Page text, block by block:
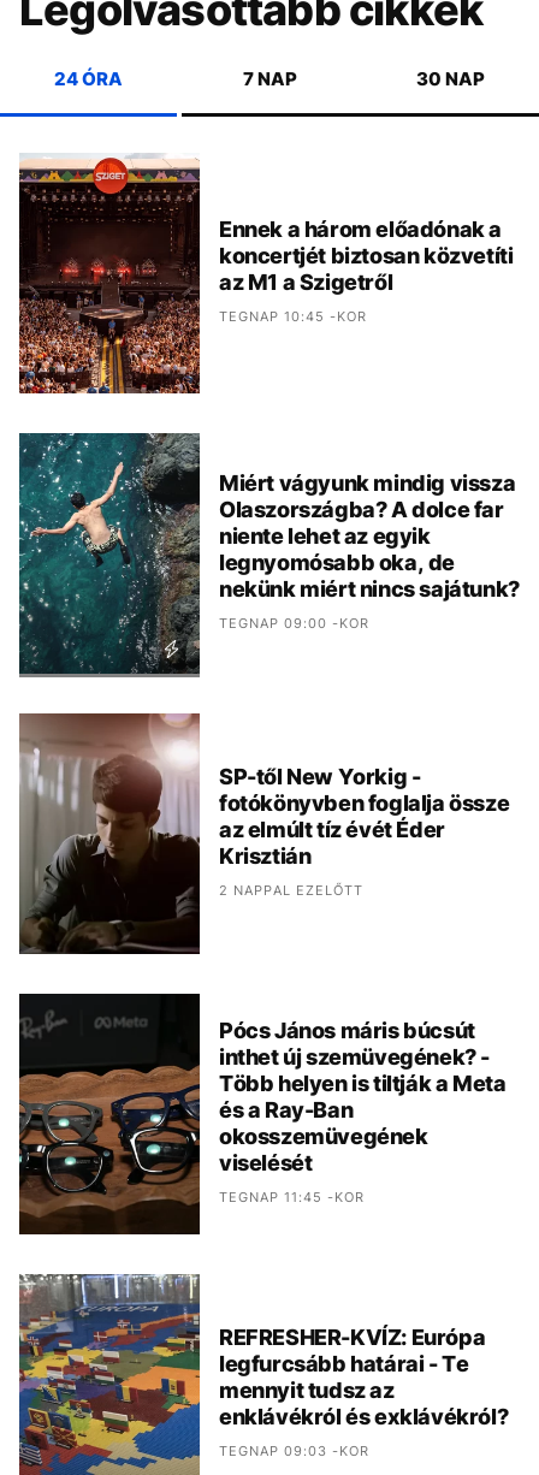
24 ÓRA 7 NAP 30 NAP
Ennek a három előadónak a
koncertjét biztosan közvetíti
az M1 a Szigetről
TEGNAP 10:45 -KOR
Miért vágyunk mindig vissza
Olaszországba? A dolce far
niente lehet az egyik
legnyomósabb oka, de
nekünk miért nincs sajátunk?
TEGNAP 09:00 -KOR
SP-től New Yorkig -
fotókönyvben foglalja össze
az elmúlt tíz évét Éder
Krisztián
2 NAPPAL EZELŐTT
Pócs János máris búcsút
inthet új szemüvegének? -
Több helyen is tiltják a Meta
és a Ray-Ban
okosszemüvegének
viselését
TEGNAP 11:45 -KOR
REFRESHER-KVÍZ: Európa
legfurcsább határai - Te
mennyit tudsz az
enklávékról és exklávékról?
TEGNAP 09:03 -KOR